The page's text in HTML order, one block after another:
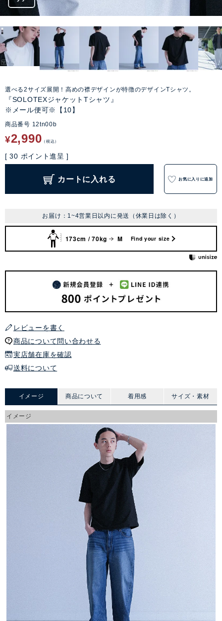
選べる2サイズ展開！高めの襟デザインが特徴のデザインTシャツ。
『SOLOTEXジャケットTシャツ』
※メール便可※【10】
商品番号 12tn00b
¥2,990 税込
[ 30 ポイント進呈 ]
カートに入れる お気に入りに追加
お届け：1~4営業日以内に発送（休業日は除く）
173cm / 70kg M Find your size
レビューを書く
商品について問い合わせる
実店舗在庫を確認
送料について
イメージ 商品について 着用感 サイズ・素材
イメージ